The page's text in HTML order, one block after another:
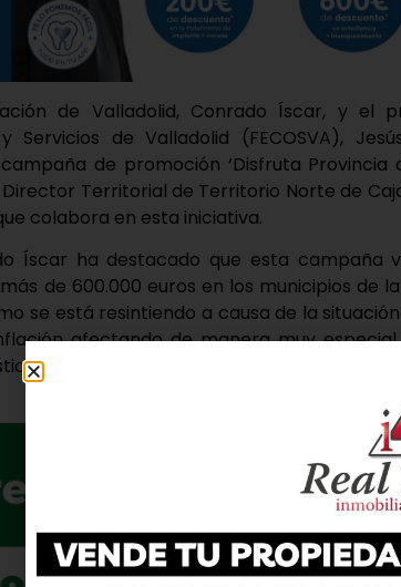
de Valladolid, Conrado Íscar, y el
Servicios de Valladolid (FECOSVA),
de promoción ‘Disfruta Provincia
Territorial de Territorio Norte de
colabora en esta iniciativa.
Íscar ha destacado que esta campaña
de 600.000 euros en los municipios de
se está resintiendo a causa de la
afectando de manera muy
que está viendo un incremento de